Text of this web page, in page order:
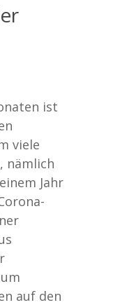
ist
viele
nämlich
Jahr
auf den